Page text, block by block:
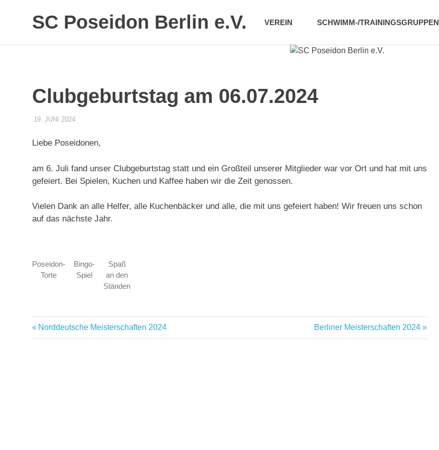
SC Poseidon Berlin e.V. VEREIN SCHWIMM-/TRAININGSGRUPPEN
Clubgeburtstag am 06.07.2024
19. JUNI 2024POSEIDONADMIN
CLUBGEBURTSTAG
Liebe Poseidonen,
am 6. Juli fand unser Clubgeburtstag statt und ein Großteil unserer Mitglieder war vor Ort und hat mit uns
gefeiert. Bei Spielen, Kuchen und Kaffee haben wir die Zeit genossen.
Vielen Dank an alle Helfer, alle Kuchenbäcker und alle, die mit uns gefeiert haben! Wir freuen uns schon
auf das nächste Jahr.
Poseidon-
Torte
Bingo-
Spiel
Spaß
an den
Ständen
Breitensport
Feier
Norddeutsche Meisterschaften 2024 Berliner Meisterschaften 2024